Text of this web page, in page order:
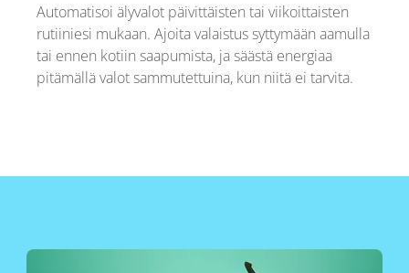
Automatisoi älyvalot päivittäisten tai viikoittaisten
rutiiniesi mukaan. Ajoita valaistus syttymään aamulla
tai ennen kotiin saapumista, ja säästä energiaa
pitämällä valot sammutettuina, kun niitä ei tarvita.